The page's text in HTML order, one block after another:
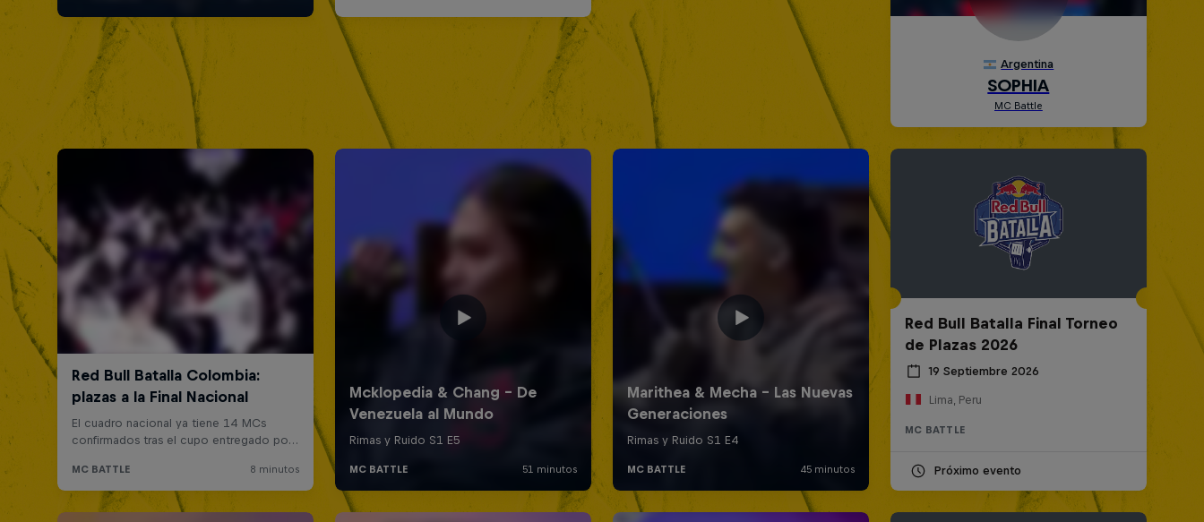
Red Bull Batalla Final Torneo
de Plazas 2026
19 Septiembre 2026
Lima, Peru
MC BATTLE
Próximo evento